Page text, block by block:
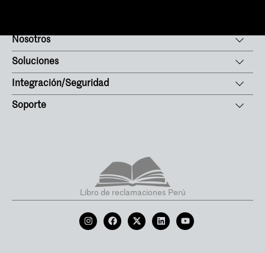
Nosotros
Soluciones
Integración/Seguridad
Soporte
Libro de reclamaciones Perú